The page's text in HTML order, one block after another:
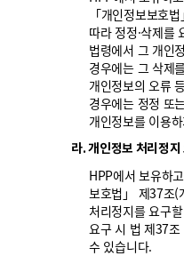
「개인정보보호
따라 정정·삭제를
법령에서 그 개인
경우에는 그 삭제
개인정보의 오류
경우에는 정정 또
개인정보를 이용
라. 개인정보 처리정지
HPP에서 보유하
보호법」 제37조(
처리정지를 요구
요구 시 법 제37
수 있습니다.